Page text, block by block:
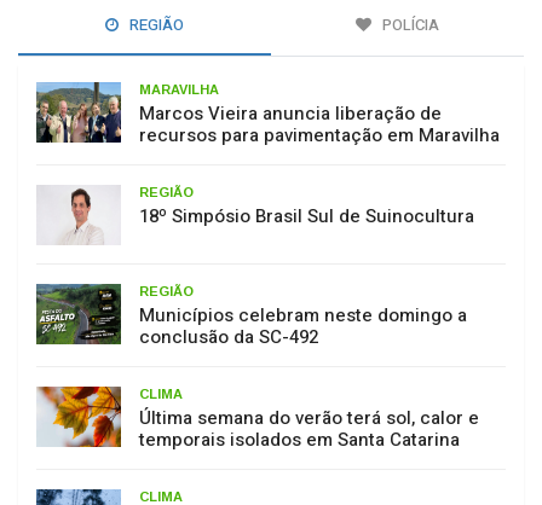
REGIÃO POLÍCIA
MARAVILHA
Marcos Vieira anuncia liberação de
recursos para pavimentação em Maravilha
REGIÃO
18º Simpósio Brasil Sul de Suinocultura
REGIÃO
Municípios celebram neste domingo a
conclusão da SC-492
CLIMA
Última semana do verão terá sol, calor e
temporais isolados em Santa Catarina
CLIMA